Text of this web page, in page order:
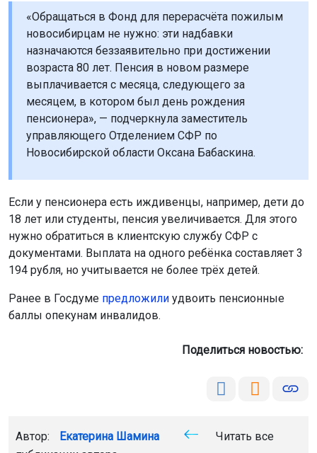
«Обращаться в Фонд для перерасчёта пожилым
новосибирцам не нужно: эти надбавки
назначаются беззаявительно при достижении
возраста 80 лет. Пенсия в новом размере
выплачивается с месяца, следующего за
месяцем, в котором был день рождения
пенсионера», — подчеркнула заместитель
управляющего Отделением СФР по
Новосибирской области Оксана Бабаскина.
Если у пенсионера есть иждивенцы, например, дети до
18 лет или студенты, пенсия увеличивается. Для этого
нужно обратиться в клиентскую службу СФР с
документами. Выплата на одного ребёнка составляет 3
194 рубля, но учитывается не более трёх детей.
Ранее в Госдуме предложили удвоить пенсионные
баллы опекунам инвалидов.
Поделиться новостью:
Автор: Екатерина Шамина
Читать все